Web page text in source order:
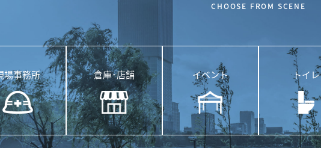
CHOOSE FROM SCENE
場事務所 倉庫･店舗 イベント トイレ